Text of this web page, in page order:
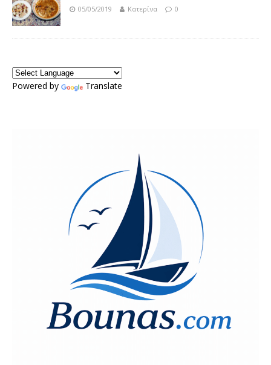
05/05/2019 Κατερίνα 0
Powered by Translate